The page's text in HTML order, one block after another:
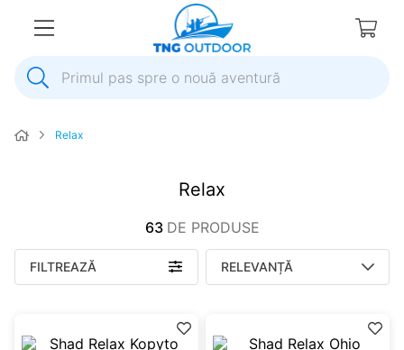
Primul pas spre o nouă aventură
2.
pompa apa
8.
mulineta
Relax
Relax
63 DE PRODUSE
FILTREAZĂ RELEVANȚĂ